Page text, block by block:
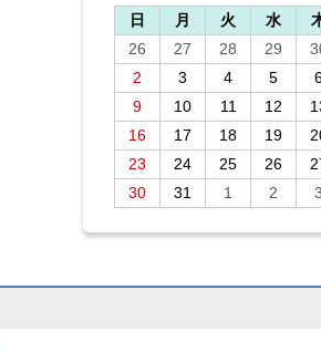
日 月 火 水
26
27 28 29
2
3 4 5
9
10 11 12
16
17 18 19
23
24 25 26
30
31 1 2 3